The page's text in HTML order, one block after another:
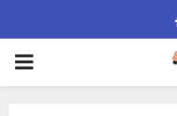
PRIMARY